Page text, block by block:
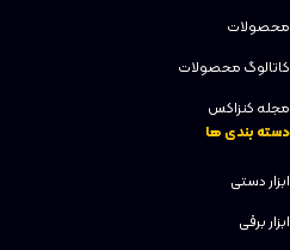
محصولات
کاتالوگ محصولات
مجله کنزاکس
دسته بندی ها
ابزار دستی
ابزار برقی